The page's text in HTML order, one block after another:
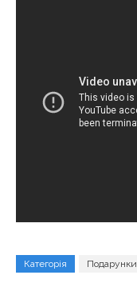
Категорія Подарунки